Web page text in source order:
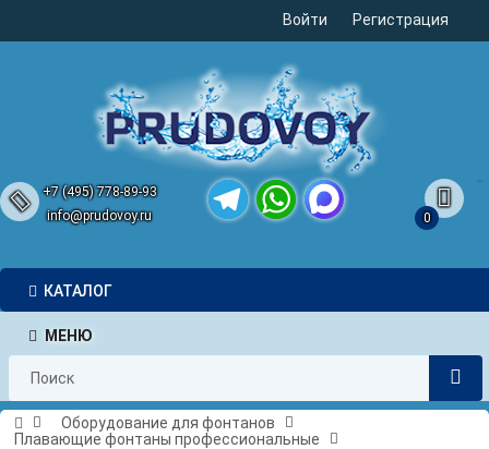
Войти Регистрация
+7 (495) 778-89-93
info@prudovoy.ru
0
КАТАЛОГ
МЕНЮ
Оборудование для фонтанов
Плавающие фонтаны профессиональные